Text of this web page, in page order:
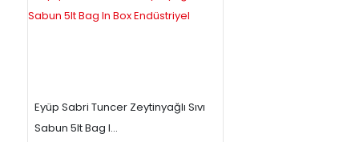
Eyüp Sabri Tuncer Zeytinyağlı Sıvı
Sabun 5lt Bag I...